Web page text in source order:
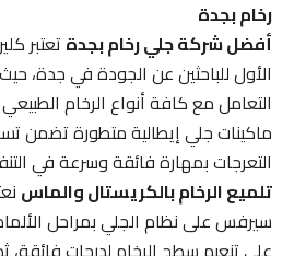
رخام بجدة
أفضل شركة جلي رخام بجدةتعتبر
الأول للباحثين عن الجودة في جدة، حيث
التعامل مع كافة أنواع الرخام الطبيعي
ماكينات جلي إيطالية متطورة تضمن
التعرجات بمهارة فائقة وسرعة في التنفيذ.
تلميع الرخام بالكريستال والماس
سيرفس على نظام الجلي بمراحل